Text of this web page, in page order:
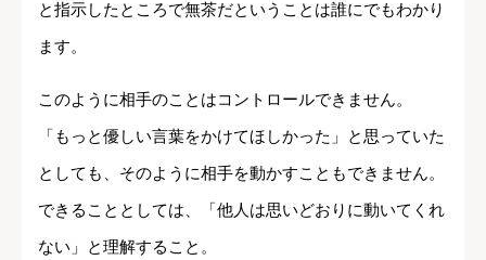
と指示したところで無茶だということは誰にでもわかり
ます。
このように相手のことはコントロールできません。
「もっと優しい言葉をかけてほしかった」と思っていた
としても、そのように相手を動かすこともできません。
できることとしては、「他人は思いどおりに動いてくれ
ない」と理解すること。